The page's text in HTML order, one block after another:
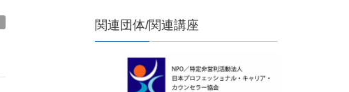
関連団体/関連講座